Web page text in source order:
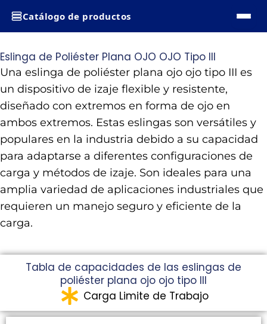
Catálogo de productos
Eslinga de Poliéster Plana OJO OJO Tipo III
Una eslinga de poliéster plana ojo ojo tipo III es
un dispositivo de izaje flexible y resistente,
diseñado con extremos en forma de ojo en
ambos extremos. Estas eslingas son versátiles y
populares en la industria debido a su capacidad
para adaptarse a diferentes configuraciones de
carga y métodos de izaje. Son ideales para una
amplia variedad de aplicaciones industriales que
requieren un manejo seguro y eficiente de la
carga.
Tabla de capacidades de las eslingas de
poliéster plana ojo ojo tipo III
Carga Limite de Trabajo